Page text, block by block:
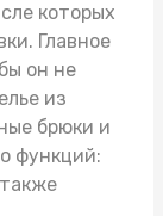
которых
Главное
он не
из
брюки и
функций: